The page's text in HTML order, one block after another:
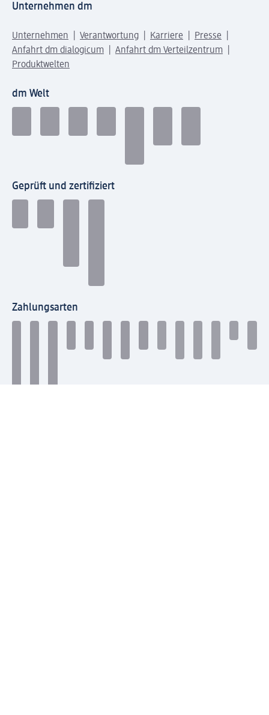
Unternehmen dm
Unternehmen Verantwortung Karriere
Presse
Anfahrt dm dialogicum
Anfahrt dm Verteilzentrum
Produktwelten
dm Welt
Geprüft und zertifiziert
Zahlungsarten